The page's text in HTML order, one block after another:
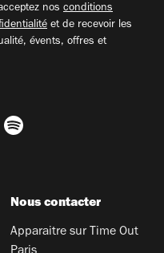
nos conditions
et de recevoir les
évents, offres et
Nous contacter
Apparaitre sur Time Out